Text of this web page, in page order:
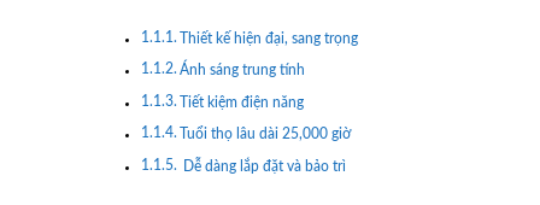
Thiết kế hiện đại, sang trọng
Ánh sáng trung tính
Tiết kiệm điện năng
Tuổi thọ lâu dài 25,000 giờ
Dễ dàng lắp đặt và bảo trì